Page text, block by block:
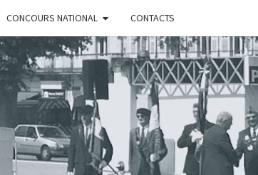
CONCOURS NATIONAL CONTACTS